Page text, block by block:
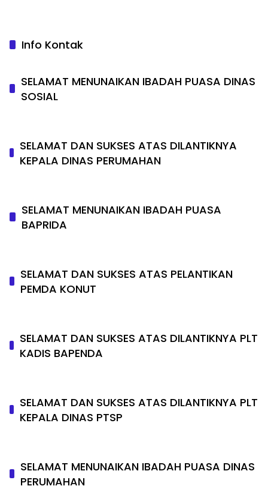
Info Kontak
SELAMAT MENUNAIKAN IBADAH PUASA DINAS
SOSIAL
SELAMAT DAN SUKSES ATAS DILANTIKNYA
KEPALA DINAS PERUMAHAN
SELAMAT MENUNAIKAN IBADAH PUASA
BAPRIDA
SELAMAT DAN SUKSES ATAS PELANTIKAN
PEMDA KONUT
SELAMAT DAN SUKSES ATAS DILANTIKNYA PLT
KADIS BAPENDA
SELAMAT DAN SUKSES ATAS DILANTIKNYA PLT
KEPALA DINAS PTSP
SELAMAT MENUNAIKAN IBADAH PUASA DINAS
PERUMAHAN